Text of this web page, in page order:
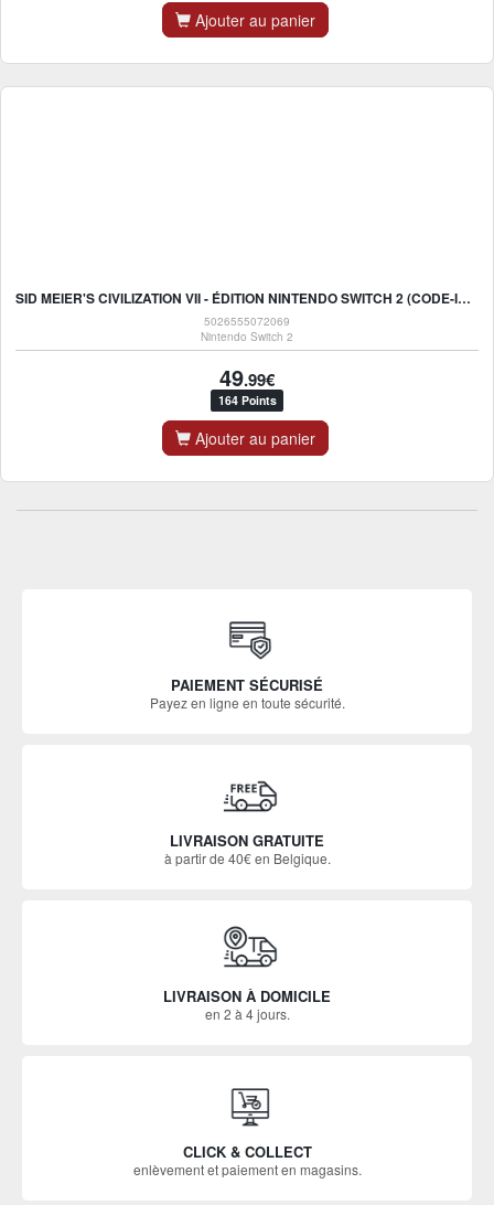
Ajouter au panier
SID MEIER'S CIVILIZATION VII - ÉDITION NINTENDO SWITCH 2 (CODE-IN-A-BOX) - VERSION NINTENDO SWITCH 2
5026555072069
Nintendo Switch 2
49.99€
164 Points
Ajouter au panier
PAIEMENT SÉCURISÉ
Payez en ligne en toute sécurité.
LIVRAISON GRATUITE
à partir de 40€ en Belgique.
LIVRAISON À DOMICILE
en 2 à 4 jours.
CLICK & COLLECT
enlèvement et paiement en magasins.